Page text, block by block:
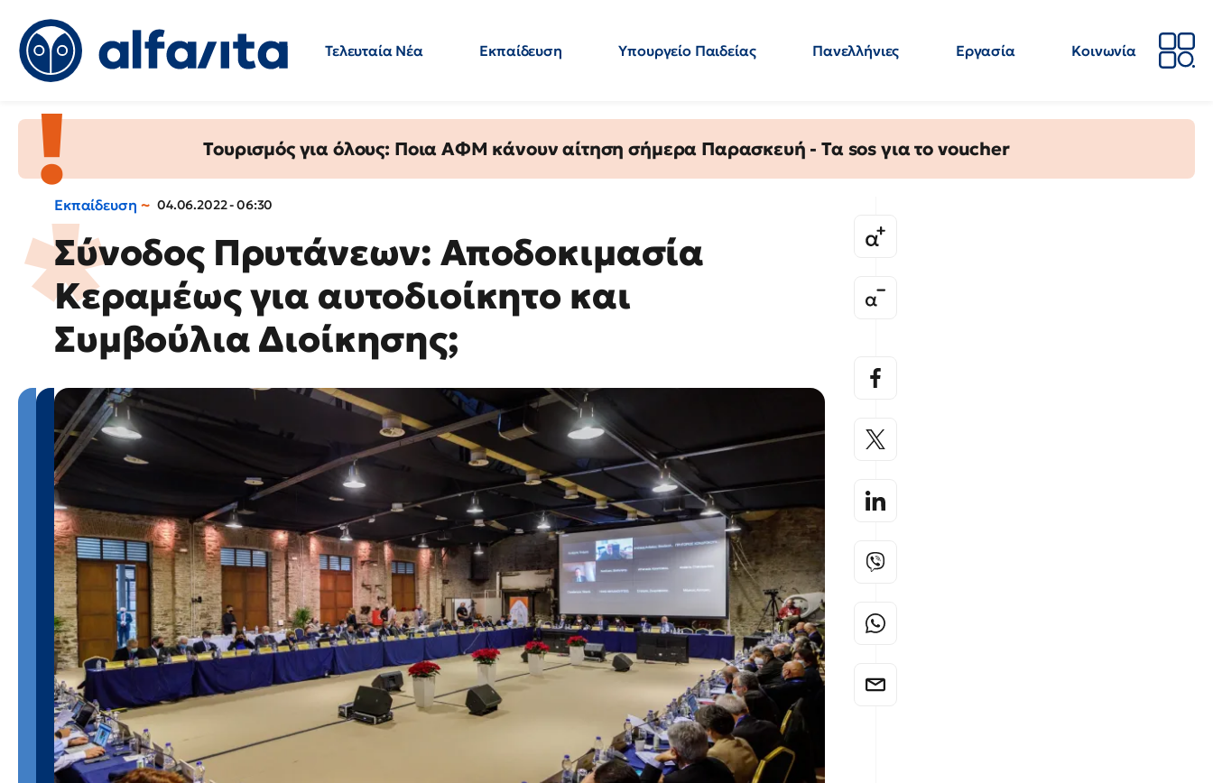
Τελευταία Νέα Εκπαίδευση Υπουργείο Παιδείας Πανελλήνιες Εργασία
Κοινωνία
Τουρισμός για όλους: Ποια ΑΦΜ κάνουν αίτηση σήμερα Παρασκευή - Τα sos για το voucher
Εκπαίδευση 04.06.2022 - 06:30
Σύνοδος Πρυτάνεων: Αποδοκιμασία
Κεραμέως για αυτοδιοίκητο και
Συμβούλια Διοίκησης;